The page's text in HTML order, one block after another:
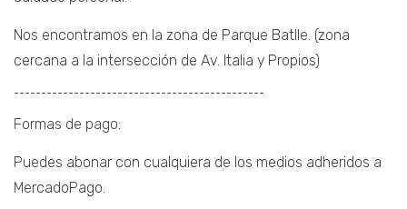
Nos encontramos en la zona de Parque Batlle. (zona
cercana a la intersección de Av. Italia y Propios)
¯¯¯¯¯¯¯¯¯¯¯¯¯¯¯¯¯¯¯¯¯¯¯¯¯¯¯¯¯¯¯¯¯¯¯¯¯¯¯¯¯¯¯¯¯¯
Formas de pago:
Puedes abonar con cualquiera de los medios adheridos a
MercadoPago.